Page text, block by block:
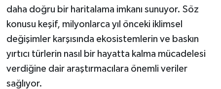
daha doğru bir haritalama imkanı sunuyor. Söz
konusu keşif, milyonlarca yıl önceki iklimsel
değişimler karşısında ekosistemlerin ve baskın
yırtıcı türlerin nasıl bir hayatta kalma mücadelesi
verdiğine dair araştırmacılara önemli veriler
sağlıyor.